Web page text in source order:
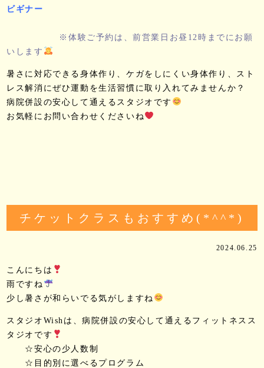
ビギナー
※体験ご予約は、前営業日お昼12時までにお願
いします
暑さに対応できる身体作り、ケガをしにくい身体作り、スト
レス解消にぜひ運動を生活習慣に取り入れてみませんか？
病院併設の安心して通えるスタジオです
お気軽にお問い合わせくださいね
チケットクラスもおすすめ(*^^*)
2024.06.25
こんにちは
雨ですね
少し暑さが和らいでる気がしますね
スタジオWishは、病院併設の安心して通えるフィットネスス
タジオです
☆安心の少人数制
☆目的別に選べるプログラム